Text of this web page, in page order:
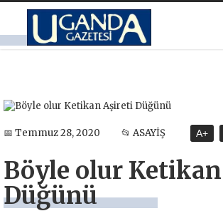
📅 Temmuz 28, 2020 📂 ASAYİŞ A+
Böyle olur
Düğünü